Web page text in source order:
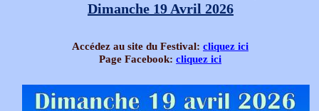
Accédez au site du Festival: cliquez ici
Page Facebook: cliquez ici
Dimanche 19 Avril 2026